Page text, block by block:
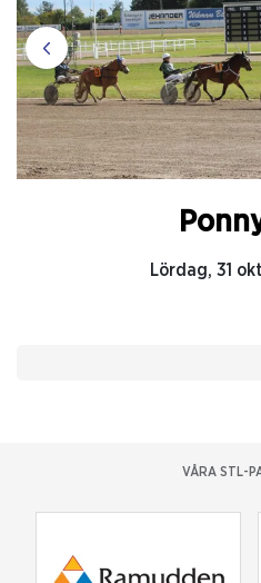
Lördag, 31
VÅRA STL-